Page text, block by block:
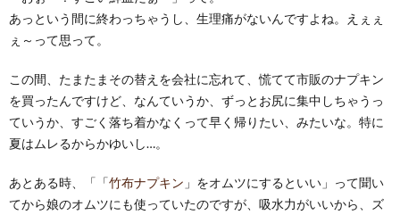
あっという間に終わっちゃうし、生理痛がないんですよね。えぇぇ
ぇ～って思って。
この間、たまたまその替えを会社に忘れて、慌てて市販のナプキン
を買ったんですけど、なんていうか、ずっとお尻に集中しちゃうっ
ていうか、すごく落ち着かなくって早く帰りたい、みたいな。特に
夏はムレるからかゆいし…。
あとある時、「「竹布ナプキン 」をオムツにするといい」って聞い
てから娘のオムツにも使っていたのですが、吸水力がいいから、ズ